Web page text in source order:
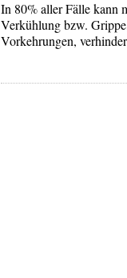
In 80% aller Fälle kann
Verkühlung bzw.
Vorkehrungen,